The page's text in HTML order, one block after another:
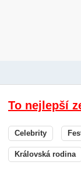
To nejlepší
Celebrity
Královská rodina